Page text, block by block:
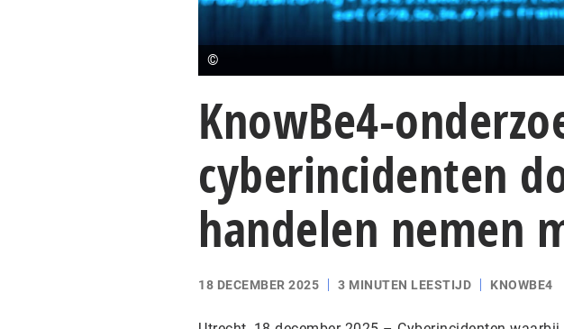
©
KnowBe4-
cyberincidenten
handelen nemen
18 DECEMBER 2025 3 MINUTEN LEESTIJD KNOWBE4